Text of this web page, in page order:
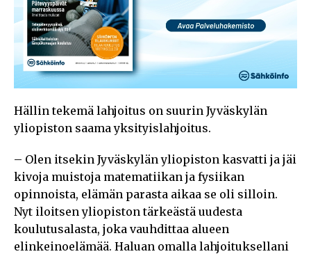
Hällin tekemä lahjoitus on suurin Jyväskylän
yliopiston saama yksityislahjoitus.
– Olen itsekin Jyväskylän yliopiston kasvatti ja jäi
kivoja muistoja matematiikan ja fysiikan
opinnoista, elämän parasta aikaa se oli silloin.
Nyt iloitsen yliopiston tärkeästä uudesta
koulutusalasta, joka vauhdittaa alueen
elinkeinoelämää. Haluan omalla lahjoituksellani